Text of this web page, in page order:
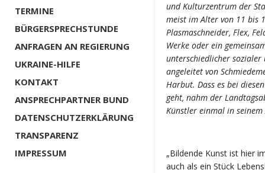
TERMINE
BÜRGERSPRECHSTUNDE
ANFRAGEN AN REGIERUNG
UKRAINE-HILFE
KONTAKT
ANSPRECHPARTNER BUND
DATENSCHUTZERKLÄRUNG
TRANSPARENZ
IMPRESSUM
und Kulturzentrum der
meist im Alter von 11 bis
Plasmaschneider, Flex,
Werke oder ein
unterschiedlicher
angeleitet von
Harbut. Dass es bei
geht, nahm der
Künstler einmal in
„Bildende Kunst ist hier
auch als ein Stück